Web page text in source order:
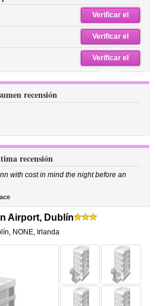
Verificar el
precio
Verificar el
precio
Verificar el
precio
recensión
recensión
with cost in mind the night before an
Airport, Dublín
, NONE, Irlanda